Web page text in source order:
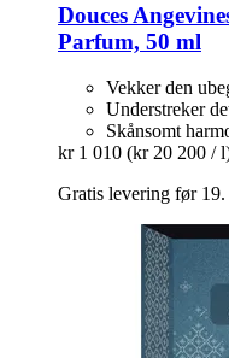
Douces
Parfum, 50 ml
Vekker den
Understreker
Skånsomt
kr 1 010 (kr 20 200 /
Gratis levering før 19.